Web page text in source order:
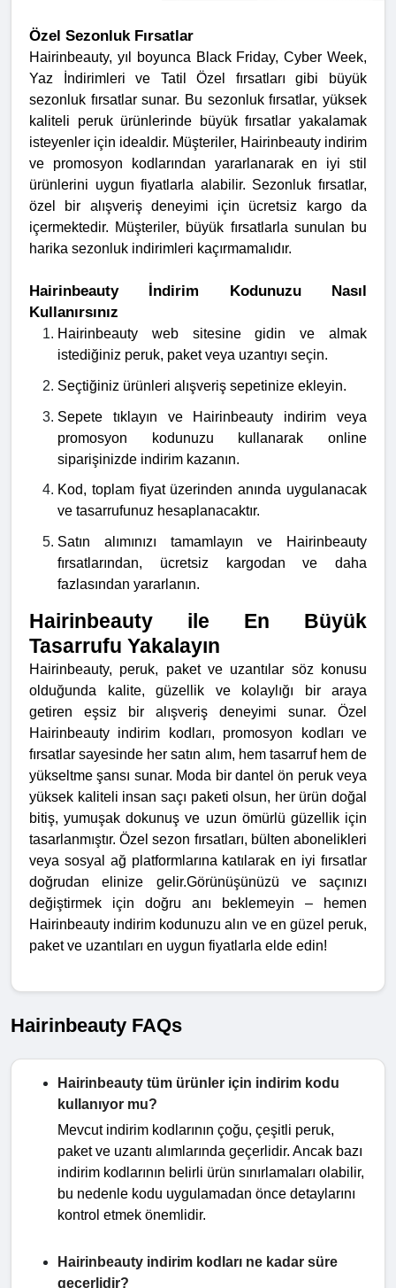
Özel Sezonluk Fırsatlar
Hairinbeauty, yıl boyunca Black Friday, Cyber Week,
Yaz İndirimleri ve Tatil Özel fırsatları gibi büyük
sezonluk fırsatlar sunar. Bu sezonluk fırsatlar, yüksek
kaliteli peruk ürünlerinde büyük fırsatlar yakalamak
isteyenler için idealdir. Müşteriler, Hairinbeauty indirim
ve promosyon kodlarından yararlanarak en iyi stil
ürünlerini uygun fiyatlarla alabilir. Sezonluk fırsatlar,
özel bir alışveriş deneyimi için ücretsiz kargo da
içermektedir. Müşteriler, büyük fırsatlarla sunulan bu
harika sezonluk indirimleri kaçırmamalıdır.
Hairinbeauty İndirim Kodunuzu Nasıl
Kullanırsınız
Hairinbeauty web sitesine gidin ve almak
istediğiniz peruk, paket veya uzantıyı seçin.
Seçtiğiniz ürünleri alışveriş sepetinize ekleyin.
Sepete tıklayın ve Hairinbeauty indirim veya
promosyon kodunuzu kullanarak online
siparişinizde indirim kazanın.
Kod, toplam fiyat üzerinden anında uygulanacak
ve tasarrufunuz hesaplanacaktır.
Satın alımınızı tamamlayın ve Hairinbeauty
fırsatlarından, ücretsiz kargodan ve daha
fazlasından yararlanın.
Hairinbeauty ile En Büyük
Tasarrufu Yakalayın
Hairinbeauty, peruk, paket ve uzantılar söz konusu
olduğunda kalite, güzellik ve kolaylığı bir araya
getiren eşsiz bir alışveriş deneyimi sunar. Özel
Hairinbeauty indirim kodları, promosyon kodları ve
fırsatlar sayesinde her satın alım, hem tasarruf hem de
yükseltme şansı sunar. Moda bir dantel ön peruk veya
yüksek kaliteli insan saçı paketi olsun, her ürün doğal
bitiş, yumuşak dokunuş ve uzun ömürlü güzellik için
tasarlanmıştır. Özel sezon fırsatları, bülten abonelikleri
veya sosyal ağ platformlarına katılarak en iyi fırsatlar
doğrudan elinize gelir.Görünüşünüzü ve saçınızı
değiştirmek için doğru anı beklemeyin – hemen
Hairinbeauty indirim kodunuzu alın ve en güzel peruk,
paket ve uzantıları en uygun fiyatlarla elde edin!
Hairinbeauty FAQs
Hairinbeauty tüm ürünler için indirim kodu
kullanıyor mu?
Mevcut indirim kodlarının çoğu, çeşitli peruk,
paket ve uzantı alımlarında geçerlidir. Ancak bazı
indirim kodlarının belirli ürün sınırlamaları olabilir,
bu nedenle kodu uygulamadan önce detaylarını
kontrol etmek önemlidir.
Hairinbeauty indirim kodları ne kadar süre
geçerlidir?